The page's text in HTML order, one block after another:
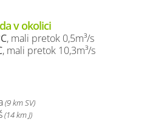
v okolici
, mali pretok 0,5m³/s
, mali pretok 10,3m³/s
(9 km SV)
(14 km J)